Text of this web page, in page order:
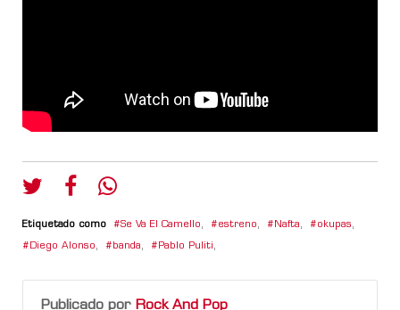
Etiquetado como Se Va El Camello, estreno, Nafta, okupas,
Diego Alonso, banda, Pablo Puliti,
Publicado por Rock And Pop